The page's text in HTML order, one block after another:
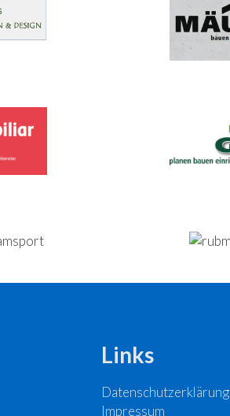
Links
Datenschutzerklärung
Impressum